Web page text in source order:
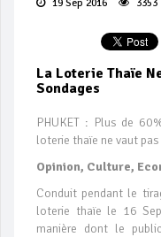
19 Sep 2016 3353
La Loterie Thaïe
Sondages
PHUKET : Plus de
loterie thaïe ne vaut
Opinion, Culture,
Conduit pendant le
loterie thaïe le 16
manière dont le